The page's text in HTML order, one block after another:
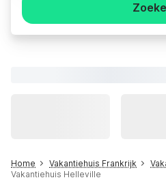
Home Vakantiehuis Frankrijk
Vakantiehuis Helleville